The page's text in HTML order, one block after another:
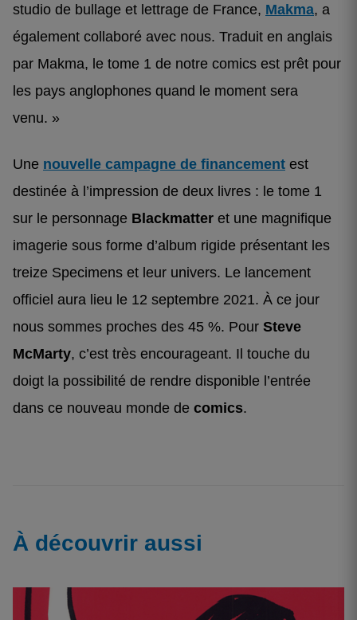
studio de bullage et lettrage de France, Makma, a
également collaboré avec nous. Traduit en anglais
par Makma, le tome 1 de notre comics est prêt pour
les pays anglophones quand le moment sera
venu. »
Une nouvelle campagne de financement est
destinée à l’impression de deux livres : le tome 1
sur le personnage Blackmatter et une magnifique
imagerie sous forme d’album rigide présentant les
treize Specimens et leur univers. Le lancement
officiel aura lieu le 12 septembre 2021. À ce jour
nous sommes proches des 45 %. Pour Steve
McMarty, c’est très encourageant. Il touche du
doigt la possibilité de rendre disponible l’entrée
dans ce nouveau monde de comics.
À découvrir aussi